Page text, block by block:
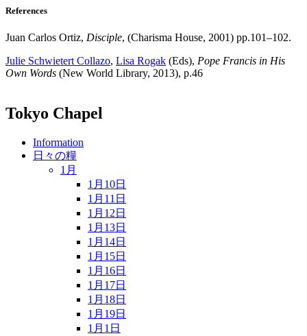
References
Juan Carlos Ortiz, Disciple, (Charisma House, 2001) pp.101–102.
Julie Schwietert Collazo, Lisa Rogak (Eds), Pope Francis in His
Own Words (New World Library, 2013), p.46
Tokyo Chapel
Information
日々の糧
1月
1月10日
1月11日
1月12日
1月13日
1月14日
1月15日
1月16日
1月17日
1月18日
1月19日
1月1日